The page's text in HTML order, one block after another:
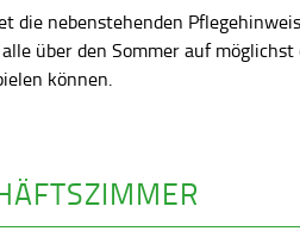
die nebenstehenden
über den Sommer auf möglichst
können.